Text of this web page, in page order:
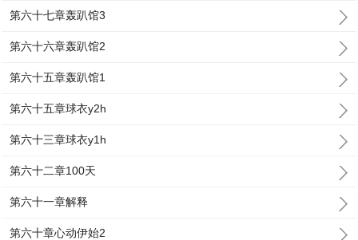
第六十七章轰趴馆3
第六十六章轰趴馆2
第六十五章轰趴馆1
第六十五章球衣y2h
第六十三章球衣y1h
第六十二章100天
第六十一章解释
第六十章心动伊始2